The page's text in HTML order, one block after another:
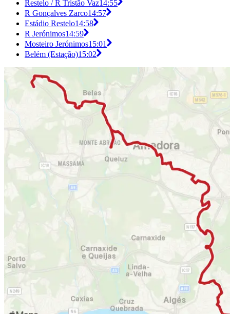
Restelo / R Tristão Vaz14:55
R Gonçalves Zarco14:57
Estádio Restelo14:58
R Jerónimos14:59
Mosteiro Jerónimos15:01
Belém (Estação)15:02